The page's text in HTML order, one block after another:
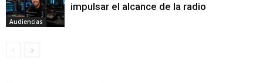
Audiencias
impulsar el alcance de la radio